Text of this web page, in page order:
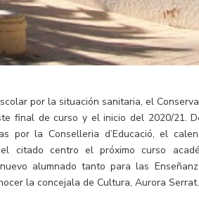
por la situación sanitaria, el
final de curso y el inicio del 2020/21.
por la Conselleria d’Educació, el
citado centro el próximo curso
alumnado tanto para las
la concejala de Cultura, Aurora Serrat.